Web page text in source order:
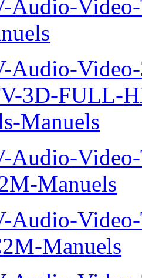
Audio-
Audio-
3D-FULL-
Manuels
Audio-
Manuels
Audio-
Manuels